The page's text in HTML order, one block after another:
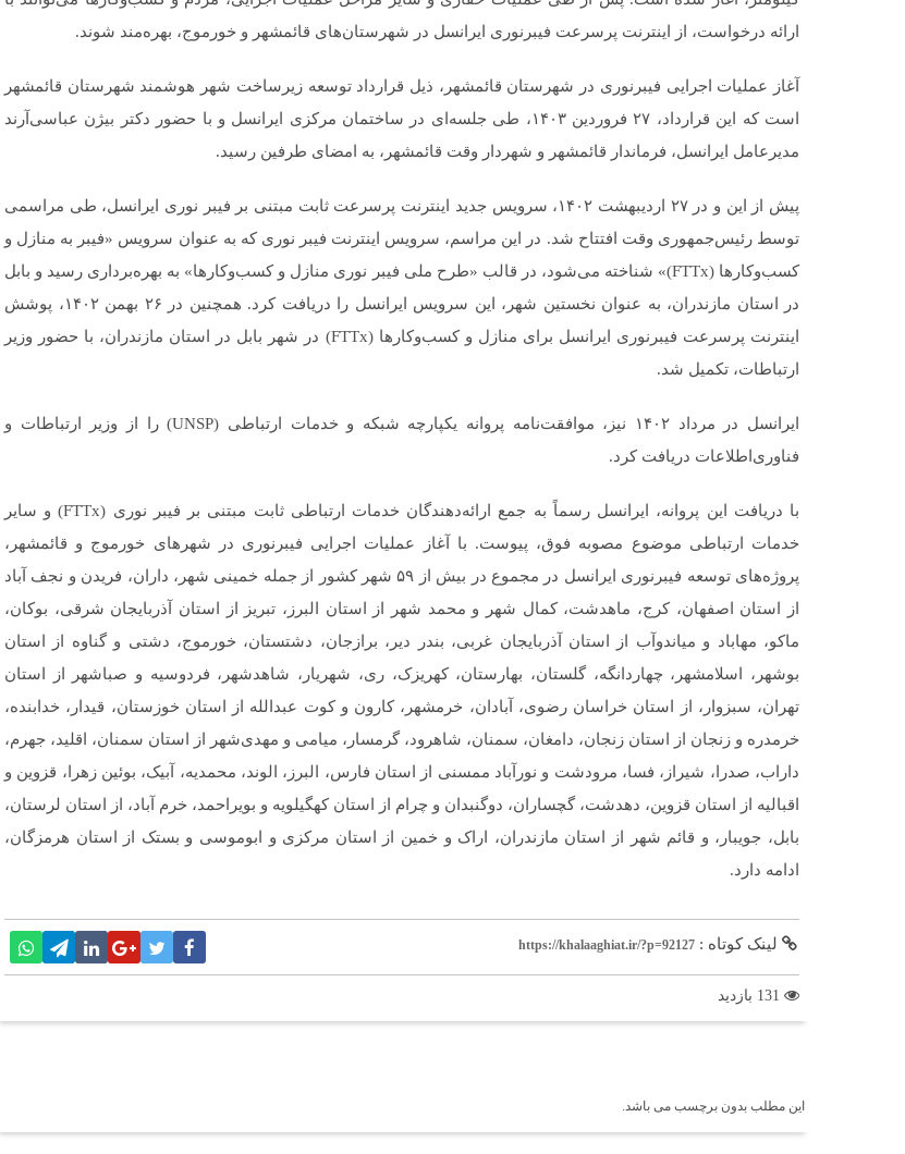
ارائه درخواست، از اینترنت پرسرعت فیبرنوری ایرانسل در شهرستان‌های قائمشهر و خورموج، بهره‌مند شوند.
آغاز عملیات اجرایی فیبرنوری در شهرستان قائمشهر، ذیل قرارداد توسعه زیرساخت شهر هوشمند شهرستان قائمشهر
است که این قرارداد، ۲۷ فروردین ۱۴۰۳، طی جلسه‌ای در ساختمان مرکزی ایرانسل و با حضور دکتر بیژن عباسی‌آرند
مدیرعامل ایرانسل، فرماندار قائمشهر و شهردار وقت قائمشهر، به امضای طرفین رسید.
پیش از این و در ۲۷ اردیبهشت ۱۴۰۲، سرویس جدید اینترنت پرسرعت ثابت مبتنی بر فیبر نوری ایرانسل، طی مراسمی
توسط رئیس‌جمهوری وقت افتتاح شد. در این مراسم، سرویس اینترنت فیبر نوری که به عنوان سرویس «فیبر به منازل و
کسب‌وکارها (FTTx)» شناخته می‌شود، در قالب «طرح ملی فیبر نوری منازل و کسب‌وکار‌ها» به بهره‌برداری رسید و بابل
در استان مازندران، به عنوان نخستین شهر، این سرویس ایرانسل را دریافت کرد. همچنین در ۲۶ بهمن ۱۴۰۲، پوشش
اینترنت پرسرعت فیبرنوری ایرانسل برای منازل و کسب‌وکارها (FTTx) در شهر بابل در استان مازندران، با حضور وزیر
ارتباطات، تکمیل شد.
ایرانسل در مرداد ۱۴۰۲ نیز، موافقت‌نامه پروانه یکپارچه شبکه و خدمات ارتباطی (UNSP) را از وزیر ارتباطات و
فناوری‌اطلاعات دریافت کرد.
با دریافت این پروانه، ایرانسل رسماً به جمع ارائه‌دهندگان خدمات ارتباطی ثابت مبتنی بر فیبر نوری (FTTx) و سایر
خدمات ارتباطی موضوع مصوبه فوق، پیوست. با آغاز عملیات اجرایی فیبرنوری در شهرهای خورموج و قائمشهر،
پروژه‌های توسعه فیبرنوری ایرانسل در مجموع در بیش از ۵۹ شهر کشور از جمله خمینی شهر، داران، فریدن و نجف آباد
از استان اصفهان، کرج، ماهدشت، کمال شهر و محمد شهر از استان البرز، تبریز از استان آذربایجان شرقی، بوکان،
ماکو، مهاباد و میاندوآب از استان آذربایجان غربی، بندر دیر، برازجان، دشتستان، خورموج، دشتی و گناوه از استان
بوشهر، اسلامشهر، چهاردانگه، گلستان، بهارستان، کهریزک، ری، شهریار، شاهدشهر، فردوسیه و صباشهر از استان
تهران، سبزوار، از استان خراسان رضوی، آبادان، خرمشهر، کارون و کوت عبدالله از استان خوزستان، قیدار، خدابنده،
خرمدره و زنجان از استان زنجان، دامغان، سمنان، شاهرود، گرمسار، میامی و مهدی‌شهر از استان سمنان، اقلید، جهرم،
داراب، صدرا، شیراز، فسا، مرودشت و نورآباد ممسنی از استان فارس، البرز، الوند، محمدیه، آبیک، بوئین زهرا، قزوین و
اقبالیه از استان قزوین، دهدشت، گچساران، دوگنبدان و چرام از استان کهگیلویه و بویراحمد، خرم آباد، از استان لرستان،
بابل، جویبار، و قائم شهر از استان مازندران، اراک و خمین از استان مرکزی و ابوموسی و بستک از استان هرمزگان،
ادامه دارد.
لینک کوتاه : https://khalaaghiat.ir/?p=92127
این مطلب بدون برچسب می باشد.